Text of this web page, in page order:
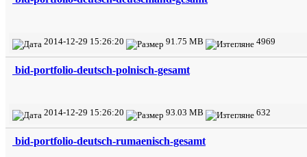
2014-12-29 15:26:20 91.75 MB 4969
bid-portfolio-deutsch-polnisch-gesamt
2014-12-29 15:26:20 93.03 MB 632
bid-portfolio-deutsch-rumaenisch-gesamt